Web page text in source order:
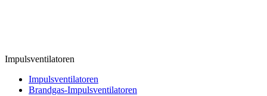
Impulsventilatoren
Impulsventilatoren
Brandgas-Impulsventilatoren